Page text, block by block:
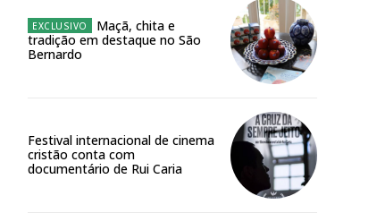
Maçã, chita e
tradição em destaque no São
Bernardo
Festival internacional de cinema
cristão conta com
documentário de Rui Caria